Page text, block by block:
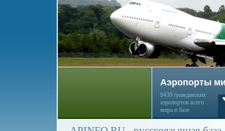
Аэропорты
9439 гражданских
аэропортов всего
мира в базе